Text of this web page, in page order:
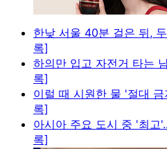
한낮 서울 40분 걸은 뒤,
록]
하의만 입고 자전거 타는
록]
이럴 때 시원한 물 '절대
록]
아시아 주요 도시 중 '최고
록]